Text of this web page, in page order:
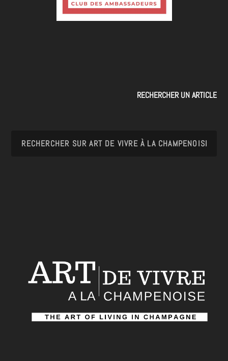
RECHERCHER UN ARTICLE